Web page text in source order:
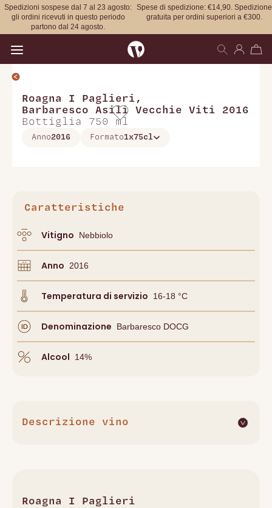
Spedizioni sospese dal 7 al 23 agosto:
gli ordini ricevuti in questo periodo
partono dal 24 agosto.
Spese di spedizione: €14,90. Spedizione
gratuita per ordini superiori a €300.
Roagna I Paglieri ,
Barbaresco Asili Vecchie Viti 2016
Bottiglia 750 ml
Anno2016 Formato1x75cl
Caratteristiche
Vitigno Nebbiolo
Anno 2016
Temperatura di servizio 16-18 °C
Denominazione Barbaresco DOCG
Alcool 14%
Descrizione vino
di produrre vini di straordinaria finezza ed eleganza. La
Roagna I Paglieri